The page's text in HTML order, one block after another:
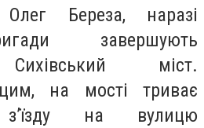
Олег Береза, наразі
завершують
міст.
на мості триває
з’їзду на вулицю